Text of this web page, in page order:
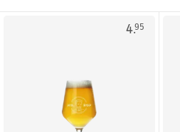
4.95